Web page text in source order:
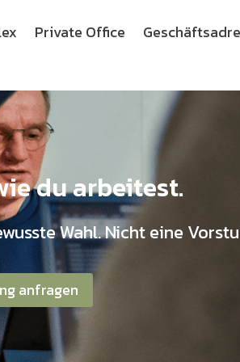
Private Office
du arbeitest.
Wahl. Nicht eine
anfragen